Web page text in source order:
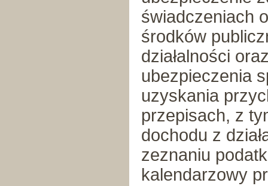
świadczeniach
środków
działalności
ubezpieczenia
uzyskania
przepisach, z
dochodu z
zeznaniu
kalendarzowy